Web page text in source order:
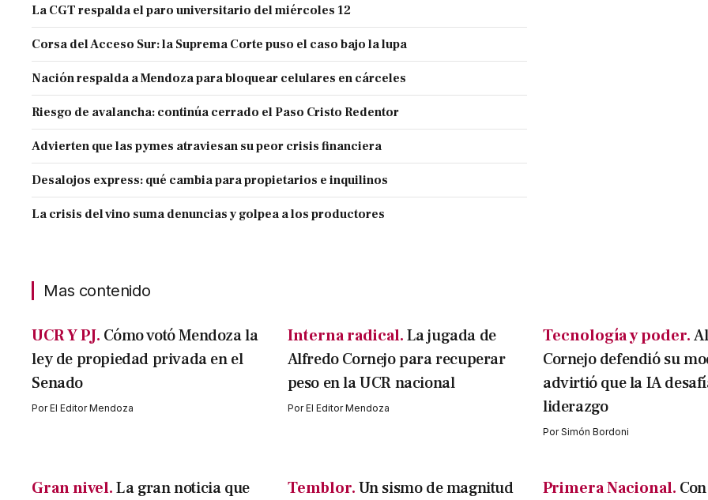
La CGT respalda el paro universitario del miércoles 12
Corsa del Acceso Sur: la Suprema Corte puso el caso bajo la lupa
Nación respalda a Mendoza para bloquear celulares en cárceles
Riesgo de avalancha: continúa cerrado el Paso Cristo Redentor
Advierten que las pymes atraviesan su peor crisis financiera
Desalojos express: qué cambia para propietarios e inquilinos
La crisis del vino suma denuncias y golpea a los productores
Mas contenido
UCR Y PJ. Cómo votó Mendoza la
ley de propiedad privada en el
Senado
PorEl Editor Mendoza
Interna radical.La jugada de
Alfredo Cornejo para recuperar
peso en la UCR nacional
PorEl Editor Mendoza
Tecnología y poder.
Cornejo defendió su
advirtió que la IA
liderazgo
PorSimón Bordoni
Gran nivel. La gran noticia que Temblor.Un sismo de magnitud Primera Nacional.